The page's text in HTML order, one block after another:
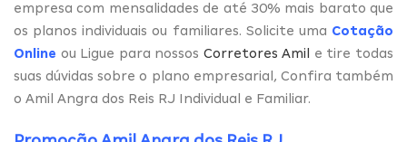
empresa com mensalidades de até 30% mais barato que
os planos individuais ou familiares. Solicite uma Cotação
Online ou Ligue para nossos Corretores Amil
e tire todas
suas dúvidas sobre o plano empresarial, Confira também
o Amil Angra dos Reis RJ Individual e Familiar.